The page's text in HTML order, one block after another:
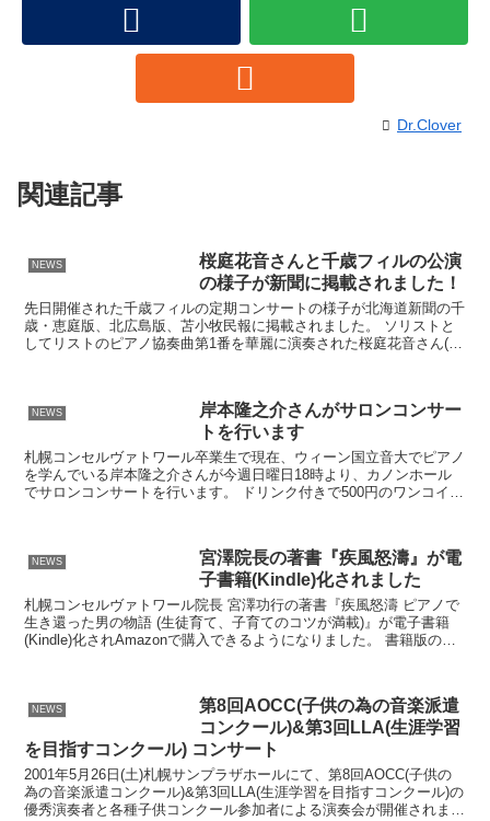
Dr.Clover
関連記事
NEWS
桜庭花音さんと千歳フィルの公演
の様子が新聞に掲載されました！
先日開催された千歳フィルの定期コンサートの様子が北海道新聞の千
歳・恵庭版、北広島版、苫小牧民報に掲載されました。 ソリストと
してリストのピアノ協奏曲第1番を華麗に演奏された桜庭花音さん(中
NEWS
岸本隆之介さんがサロンコンサー
トを行います
札幌コンセルヴァトワール卒業生で現在、ウィーン国立音大でピアノ
を学んでいる岸本隆之介さんが今週日曜日18時より、カノンホール
でサロンコンサートを行います。 ドリンク付きで500円のワンコイン
NEWS
宮澤院長の著書『疾風怒濤』が電
子書籍(Kindle)化されました
札幌コンセルヴァトワール院長 宮澤功行の著書『疾風怒濤 ピアノで
生き還った男の物語 (生徒育て、子育てのコツが満載)』が電子書籍
(Kindle)化されAmazonで購入できるようになりました。 書籍版の
NEWS
第8回AOCC(子供の為の音楽派遣
コンクール)&第3回LLA(生涯学習
を目指すコンクール) コンサート
2001年5月26日(土)札幌サンプラザホールにて、第8回AOCC(子供の
為の音楽派遣コンクール)&第3回LLA(生涯学習を目指すコンクール)の
優秀演奏者と各種子供コンクール参加者による演奏会が開催されまし